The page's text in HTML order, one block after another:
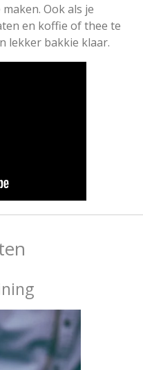
Ook als je
en koffie of thee te
lekker bakkie klaar.